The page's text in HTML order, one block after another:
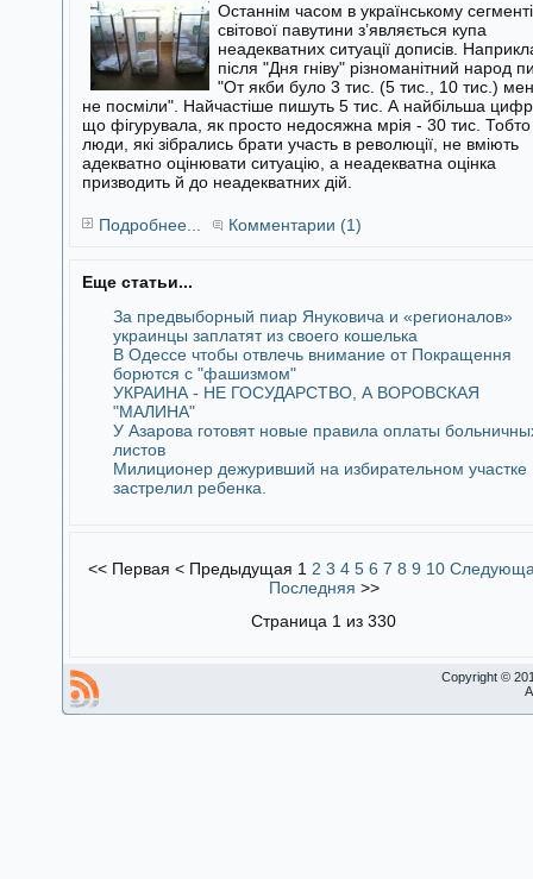
Останнім часом в українському сегменті
світової павутини з’являється купа
неадекватних ситуації дописів.
після "Дня гніву" різноманітний народ
"От якби було 3 тис. (5 тис., 10 тис.)
не посміли". Найчастіше пишуть 5 тис. А найбільша
що фігурувала, як просто недосяжна мрія - 30 тис. Тобто
люди, які зібрались брати участь в революції, не вміють
адекватно оцінювати ситуацію, а неадекватна оцінка
призводить й до неадекватних дій.
Подробнее... Комментарии (1)
Еще статьи...
За предвыборный пиар Януковича и «регионалов»
украинцы заплатят из своего кошелька
В Одессе чтобы отвлечь внимание от Покращення
борются с "фашизмом"
УКРАИНА - НЕ ГОСУДАРСТВО, А ВОРОВСКАЯ
"МАЛИНА"
У Азарова готовят новые правила оплаты
листов
Милиционер дежуривший на избирательном участке
застрелил ребенка.
<< Первая < Предыдущая 1 2 3 4 5 6 7 8 9 10
Последняя >>
Страница 1 из 330
Copyright ©